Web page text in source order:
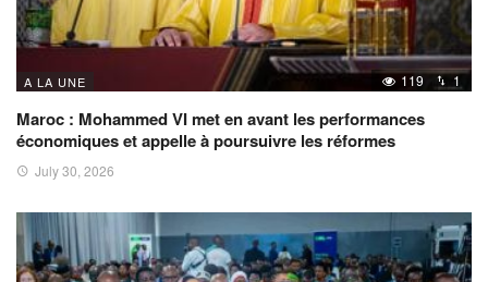
A LA UNE 119 1
Maroc : Mohammed VI met en avant les performances
économiques et appelle à poursuivre les réformes
July 30, 2026